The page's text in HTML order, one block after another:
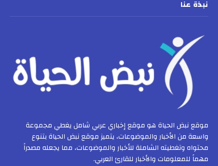
نبذة عنا
موقع نبض الحياة هو موقع إخباري عربي شامل يغطي مجموعة
واسعة من الأخبار والموضوعات، يتميز موقع نبض الحياة بتنوع
محتواه وتغطيته الشاملة للأخبار والموضوعات، مما يجعله مصدراً
مهماً للمعلومات والأخبار للقارئ العربي.